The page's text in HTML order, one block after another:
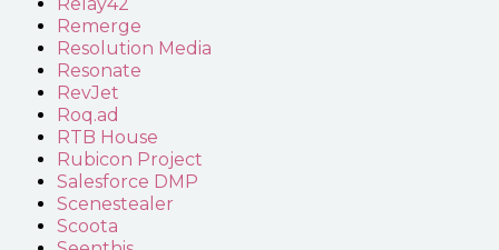
Remerge
Resolution Media
Resonate
RevJet
Roq.ad
RTB House
Rubicon Project
Salesforce DMP
Scenestealer
Scoota